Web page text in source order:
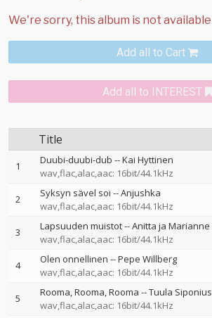
Add all to Cart
Add all to INTEREST
Title
1 Duubi-duubi-dub --Kai Hyttinen
wav,flac,alac,aac: 16bit/44.1kHz
2 Syksyn sävel soi --Anjushka
wav,flac,alac,aac: 16bit/44.1kHz
3 Lapsuuden muistot--Anitta ja Marianne
wav,flac,alac,aac: 16bit/44.1kHz
4 Olen onnellinen --Pepe Willberg
wav,flac,alac,aac: 16bit/44.1kHz
5 Rooma, Rooma, Rooma --Tuula Siponius
wav,flac,alac,aac: 16bit/44.1kHz